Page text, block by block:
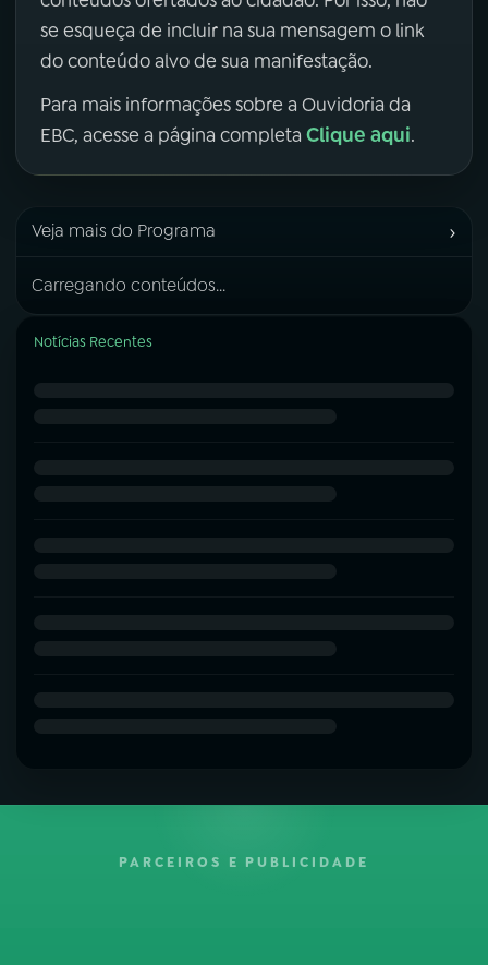
se esqueça de incluir na sua mensagem o link
do conteúdo alvo de sua manifestação.
Para mais informações sobre a Ouvidoria da
EBC, acesse a página completa Clique aqui.
Veja mais do Programa ›
Carregando conteúdos...
Notícias Recentes
PARCEIROS E PUBLICIDADE